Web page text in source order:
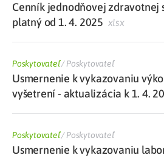
Cenník jednodňovej zdravotnej
platný od 1. 4. 2025 xlsx
Poskytovateľ/Poskytovateľ
Usmernenie k vykazovaniu
vyšetrení - aktualizácia k 1. 4.
Poskytovateľ/Poskytovateľ
Usmernenie k vykazovaniu